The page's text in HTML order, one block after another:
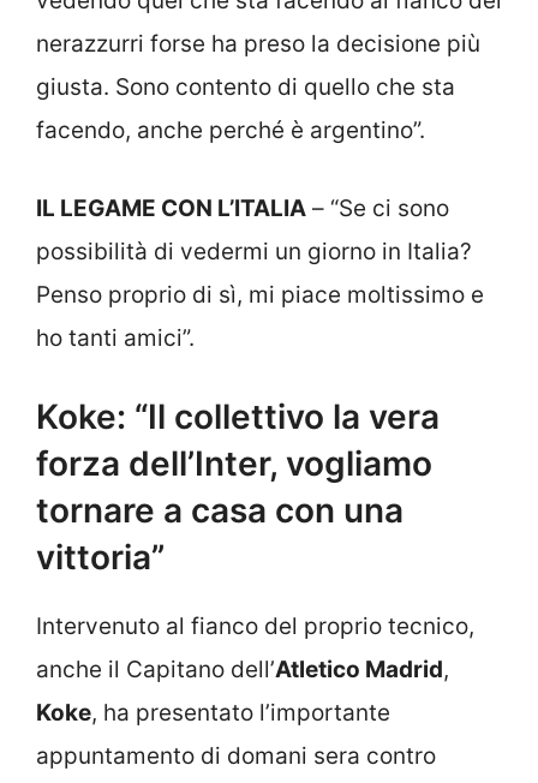
nerazzurri forse ha preso la decisione più
giusta. Sono contento di quello che sta
facendo, anche perché è argentino”.
IL LEGAME CON L’ITALIA – “Se ci sono
possibilità di vedermi un giorno in Italia?
Penso proprio di sì, mi piace moltissimo e
ho tanti amici”.
Koke: “Il collettivo la vera
forza dell’Inter, vogliamo
tornare a casa con una
vittoria”
Intervenuto al fianco del proprio tecnico,
anche il Capitano dell’Atletico Madrid,
Koke, ha presentato l’importante
appuntamento di domani sera contro